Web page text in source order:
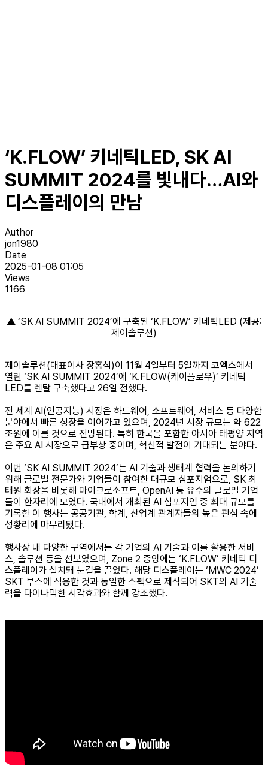
‘K.FLOW’ 키네틱LED, SK AI
SUMMIT 2024를 빛내다…AI와
디스플레이의 만남
Author
jon1980
Date
2025-01-08 01:05
Views
1166
▲ ‘SK AI SUMMIT 2024’에 구축된 ‘K.FLOW’ 키네틱LED (제공:
제이솔루션)
제이솔루션(대표이사 장홍석)이 11월 4일부터 5일까지 코엑스에서
열린 ‘SK AI SUMMIT 2024’에 ‘K.FLOW(케이플로우)’ 키네틱
LED를 렌탈 구축했다고 26일 전했다.
전 세계 AI(인공지능) 시장은 하드웨어, 소프트웨어, 서비스 등 다양한
분야에서 빠른 성장을 이어가고 있으며, 2024년 시장 규모는 약 622
조원에 이를 것으로 전망된다. 특히 한국을 포함한 아시아 태평양 지역
은 주요 AI 시장으로 급부상 중이며, 혁신적 발전이 기대되는 분야다.
이번 ‘SK AI SUMMIT 2024’는 AI 기술과 생태계 협력을 논의하기
위해 글로벌 전문가와 기업들이 참여한 대규모 심포지엄으로, SK 최
태원 회장을 비롯해 마이크로소프트, OpenAI 등 유수의 글로벌 기업
들이 한자리에 모였다. 국내에서 개최된 AI 심포지엄 중 최대 규모를
기록한 이 행사는 공공기관, 학계, 산업계 관계자들의 높은 관심 속에
성황리에 마무리됐다.
행사장 내 다양한 구역에서는 각 기업의 AI 기술과 이를 활용한 서비
스, 솔루션 등을 선보였으며, Zone 2 중앙에는 ‘K.FLOW’ 키네틱 디
스플레이가 설치돼 눈길을 끌었다. 해당 디스플레이는 ‘MWC 2024’
SKT 부스에 적용한 것과 동일한 스펙으로 제작되어 SKT의 AI 기술
력을 다이나믹한 시각효과와 함께 강조했다.